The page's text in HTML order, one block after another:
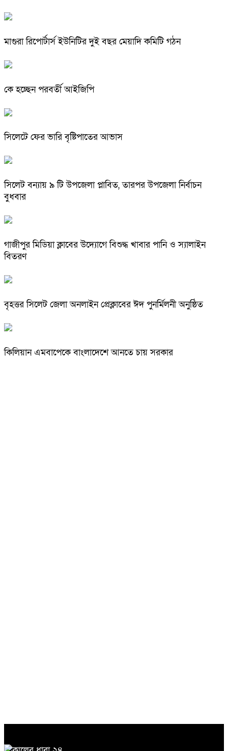
মাগুরা রিপোর্টার্স ইউনিটির দুই বছর মেয়াদি কমিটি গঠন
কে হচ্ছেন পরবর্তী আইজিপি
সিলেটে ফের ভারি বৃষ্টিপাতের আভাস
সিলেট বন্যায় ৯ টি উপজেলা প্লাবিত, তারপর উপজেলা নির্বাচন
বুধবার
গাজীপুর মিডিয়া ক্লাবের উদ্যোগে বিশুদ্ধ খাবার পানি ও স্যালাইন
বিতরণ
বৃহত্তর সিলেট জেলা অনলাইন প্রেক্লাবের ঈদ পুনর্মিলনী অনুষ্ঠিত
কিলিয়ান এমবাপেকে বাংলাদেশে আনতে চায় সরকার